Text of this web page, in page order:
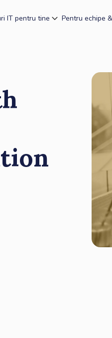
IT pentru tine Pentru echipe